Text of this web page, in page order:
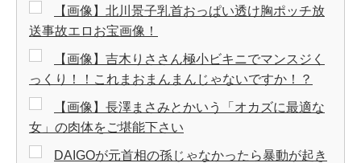
【画像】北川景子乳首おっぱい透け胸ポッチ放
送事故エロお宝画像！
【画像】吉木りささん極小ビキニでマンスジく
っくり！！これまおまんまんじゃないですか！？
【画像】長澤まさみとかいう「オカズに最適な
女」の肉体をご堪能下さい
DAIGOが元首相の孫じゃなかったら暴動が起き